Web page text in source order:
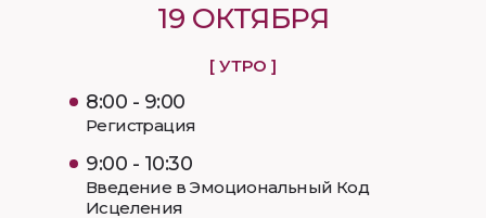
19 ОКТЯБРЯ
[ УТРО ]
9:00 - 10:30
Введение в Эмоциональный Код
Исцеления
8:00 - 9:00
Регистрация